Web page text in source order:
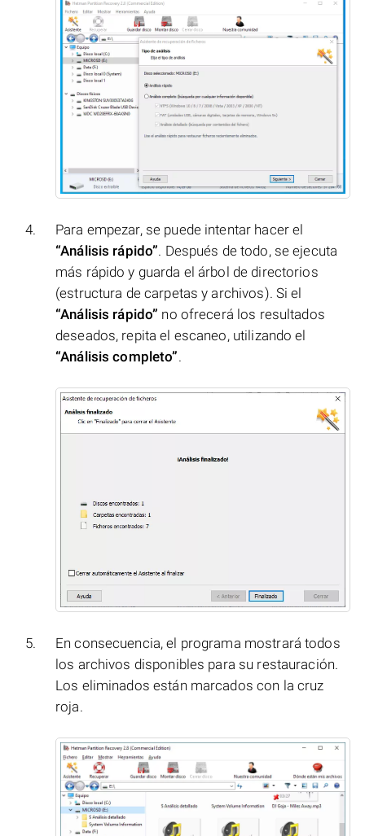
Para empezar, se puede intentar hacer el
“Análisis rápido”. Después de todo, se ejecuta
más rápido y guarda el árbol de directorios
(estructura de carpetas y archivos). Si el
“Análisis rápido” no ofrecerá los resultados
deseados, repita el escaneo, utilizando el
“Análisis completo”.
En consecuencia, el programa mostrará todos
los archivos disponibles para su restauración.
Los eliminados están marcados con la cruz
roja.